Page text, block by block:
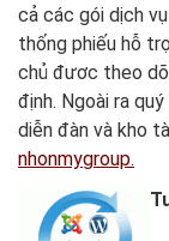
cả các gói dịch
thống phiếu hỗ
chủ đươc theo
định. Ngoài ra
diễn đàn và kho
nhonmygroup.